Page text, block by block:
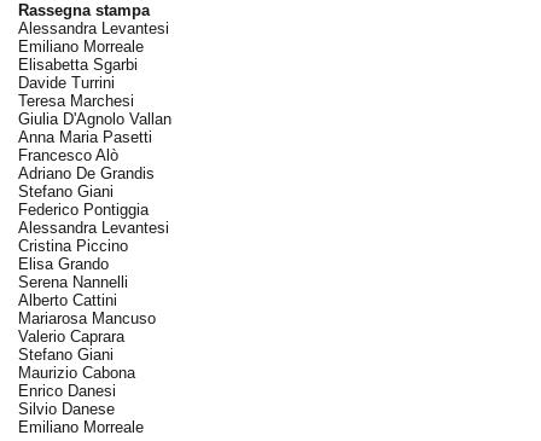
Rassegna stampa
Alessandra Levantesi
Emiliano Morreale
Elisabetta Sgarbi
Davide Turrini
Teresa Marchesi
Giulia D'Agnolo Vallan
Anna Maria Pasetti
Francesco Alò
Adriano De Grandis
Stefano Giani
Federico Pontiggia
Alessandra Levantesi
Cristina Piccino
Elisa Grando
Serena Nannelli
Alberto Cattini
Mariarosa Mancuso
Valerio Caprara
Stefano Giani
Maurizio Cabona
Enrico Danesi
Silvio Danese
Emiliano Morreale